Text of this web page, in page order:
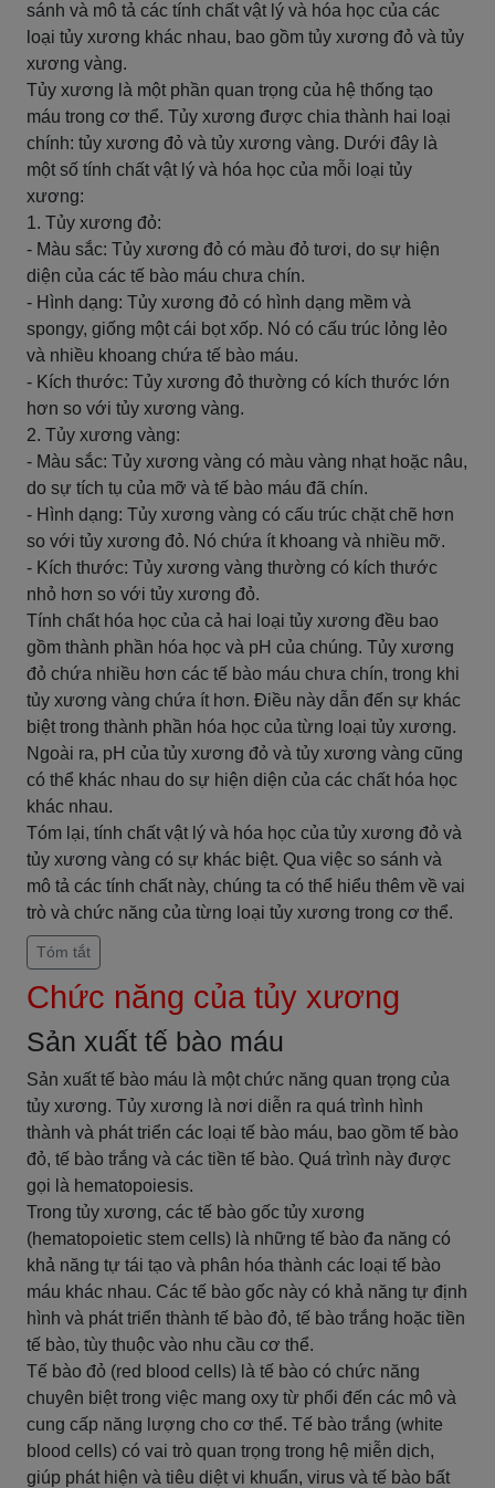
sánh và mô tả các tính chất vật lý và hóa học của các
loại tủy xương khác nhau, bao gồm tủy xương đỏ và tủy
xương vàng.
Tủy xương là một phần quan trọng của hệ thống tạo
máu trong cơ thể. Tủy xương được chia thành hai loại
chính: tủy xương đỏ và tủy xương vàng. Dưới đây là
một số tính chất vật lý và hóa học của mỗi loại tủy
xương:
1. Tủy xương đỏ:
- Màu sắc: Tủy xương đỏ có màu đỏ tươi, do sự hiện
diện của các tế bào máu chưa chín.
- Hình dạng: Tủy xương đỏ có hình dạng mềm và
spongy, giống một cái bọt xốp. Nó có cấu trúc lỏng lẻo
và nhiều khoang chứa tế bào máu.
- Kích thước: Tủy xương đỏ thường có kích thước lớn
hơn so với tủy xương vàng.
2. Tủy xương vàng:
- Màu sắc: Tủy xương vàng có màu vàng nhạt hoặc nâu,
do sự tích tụ của mỡ và tế bào máu đã chín.
- Hình dạng: Tủy xương vàng có cấu trúc chặt chẽ hơn
so với tủy xương đỏ. Nó chứa ít khoang và nhiều mỡ.
- Kích thước: Tủy xương vàng thường có kích thước
nhỏ hơn so với tủy xương đỏ.
Tính chất hóa học của cả hai loại tủy xương đều bao
gồm thành phần hóa học và pH của chúng. Tủy xương
đỏ chứa nhiều hơn các tế bào máu chưa chín, trong khi
tủy xương vàng chứa ít hơn. Điều này dẫn đến sự khác
biệt trong thành phần hóa học của từng loại tủy xương.
Ngoài ra, pH của tủy xương đỏ và tủy xương vàng cũng
có thể khác nhau do sự hiện diện của các chất hóa học
khác nhau.
Tóm lại, tính chất vật lý và hóa học của tủy xương đỏ và
tủy xương vàng có sự khác biệt. Qua việc so sánh và
mô tả các tính chất này, chúng ta có thể hiểu thêm về vai
trò và chức năng của từng loại tủy xương trong cơ thể.
Tóm tắt
Chức năng của tủy xương
Sản xuất tế bào máu
Sản xuất tế bào máu là một chức năng quan trọng của
tủy xương. Tủy xương là nơi diễn ra quá trình hình
thành và phát triển các loại tế bào máu, bao gồm tế bào
đỏ, tế bào trắng và các tiền tế bào. Quá trình này được
gọi là hematopoiesis.
Trong tủy xương, các tế bào gốc tủy xương
(hematopoietic stem cells) là những tế bào đa năng có
khả năng tự tái tạo và phân hóa thành các loại tế bào
máu khác nhau. Các tế bào gốc này có khả năng tự định
hình và phát triển thành tế bào đỏ, tế bào trắng hoặc tiền
tế bào, tùy thuộc vào nhu cầu cơ thể.
Tế bào đỏ (red blood cells) là tế bào có chức năng
chuyên biệt trong việc mang oxy từ phổi đến các mô và
cung cấp năng lượng cho cơ thể. Tế bào trắng (white
blood cells) có vai trò quan trọng trong hệ miễn dịch,
giúp phát hiện và tiêu diệt vi khuẩn, virus và tế bào bất